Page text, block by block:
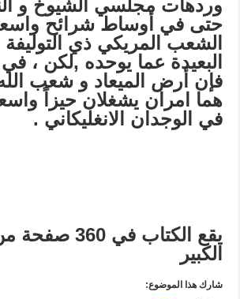
وردهات مجلسي الشيوخ و
حتى في أوساط شرائح
الشعب المريكي ذي التوليفة
البعيدة عما يوحده ,لكن ،
فإن أرض الميعاد و شعب
هما امران يشغلان حيزاً
في الوجدان الانغليكاني .
يقع الكتاب في
الكبير
شارك هذا الموضوع: